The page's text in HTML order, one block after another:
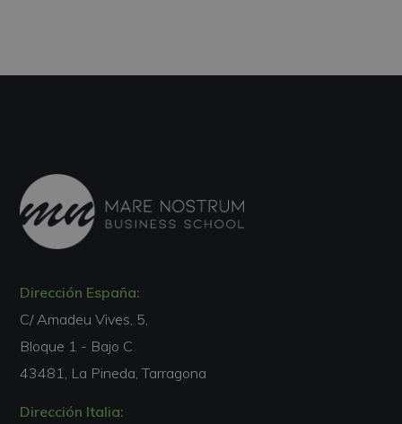
Dirección España:
C/ Amadeu Vives, 5,
Bloque 1 - Bajo C
43481, La Pineda, Tarragona
Dirección Italia: